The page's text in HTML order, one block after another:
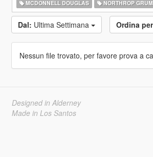
MCDONNELL DOUGLAS
NORTHROP
Dal: Ultima Settimana Ordina
Nessun file trovato, per favore prova a
Designed in Alderney
Made in Los Santos